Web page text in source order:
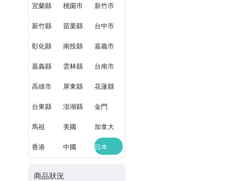
宜蘭縣 桃園市 新竹市
新竹縣 苗栗縣 台中市
彰化縣 南投縣 嘉義市
嘉義縣 雲林縣 台南市
高雄市 屏東縣 花蓮縣
台東縣 澎湖縣 金門
馬祖 美國 加拿大
香港 中國 日本
商品狀況